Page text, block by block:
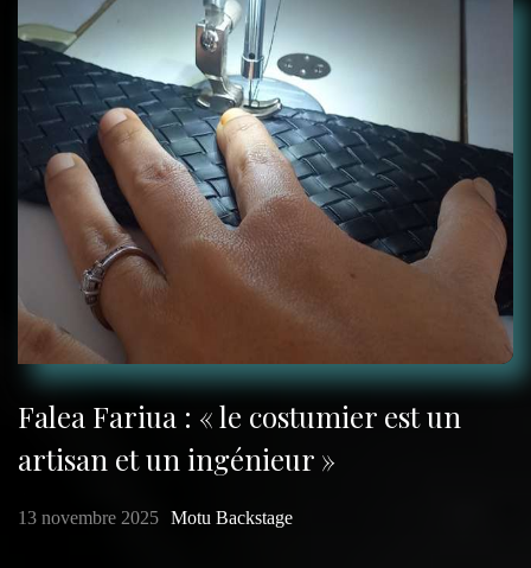
Falea Fariua : « le costumier est un
artisan et un ingénieur »
13 novembre 2025 Motu Backstage